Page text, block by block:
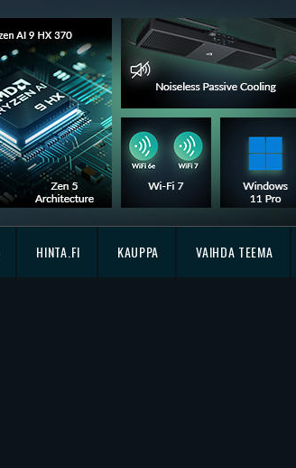
HINTA.FI KAUPPA VAIHDA TEEMA